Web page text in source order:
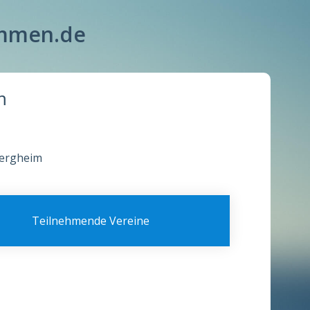
Teilnehmende Vereine